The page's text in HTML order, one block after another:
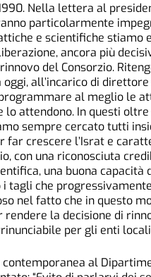
Nella lettera al
particolarmente
e scientifiche stiamo
ancora più
del Consorzio.
all’incarico di
al meglio le
lo attendono. In questi
sempre cercato tutti
far crescere l’Israt e
con una riconosciuta
una buona capacità
tagli che
nel fatto che in questo
la decisione di
per gli enti
al